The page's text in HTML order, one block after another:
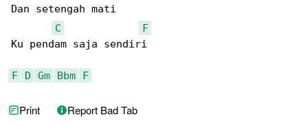
Dan setengah mati
C
F
Ku pendam saja sendiri
F D Gm Bbm F
Print Report Bad Tab